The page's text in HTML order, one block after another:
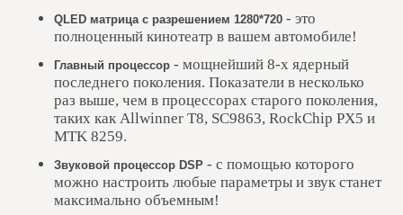
QLED матрица с разрешением 1280*720 - это
полноценный кинотеатр в вашем автомобиле!
Главный процессор - мощнейший 8-x ядерный
последнего поколения. Показатели в несколько
раз выше, чем в процессорах старого поколения,
таких как Allwinner T8, SC9863, RockChip PX5 и
MTK 8259.
Звуковой процессор DSP - с помощью которого
можно настроить любые параметры и звук станет
максимально объемным!